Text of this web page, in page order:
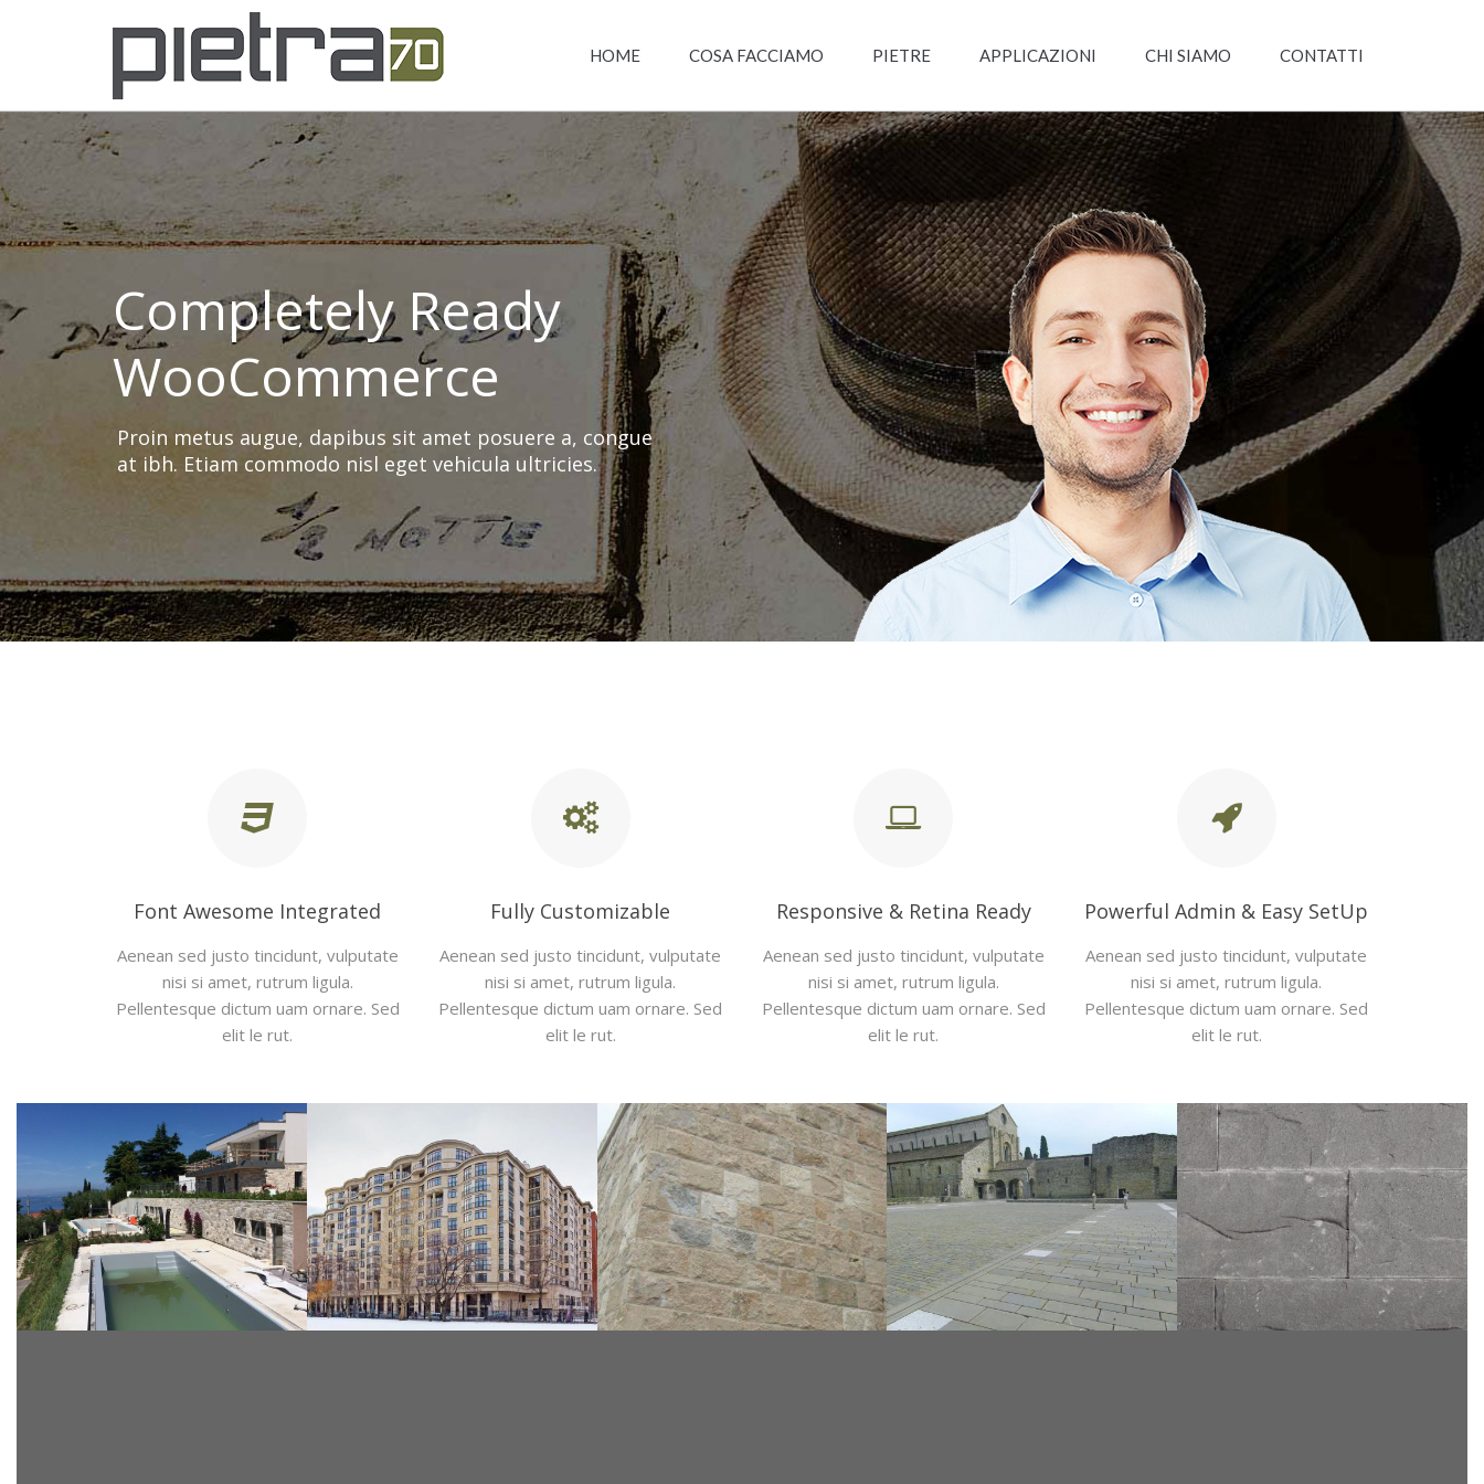
HOME COSA FACCIAMO PIETRE APPLICAZIONI CHI SIAMO CONTATTI
Completely Ready
WooCommerce
Proin metus augue, dapibus sit amet posuere a, congue
at ibh. Etiam commodo nisl eget vehicula ultricies.
Font Awesome Integrated
Aenean sed justo tincidunt, vulputate
nisi si amet, rutrum ligula.
Pellentesque dictum uam ornare. Sed
elit le rut.
Fully Customizable
Aenean sed justo tincidunt, vulputate
nisi si amet, rutrum ligula.
Pellentesque dictum uam ornare. Sed
elit le rut.
Responsive & Retina Ready
Aenean sed justo tincidunt, vulputate
nisi si amet, rutrum ligula.
Pellentesque dictum uam ornare. Sed
elit le rut.
Powerful Admin & Easy SetUp
Aenean sed justo tincidunt, vulputate
nisi si amet, rutrum ligula.
Pellentesque dictum uam ornare. Sed
elit le rut.